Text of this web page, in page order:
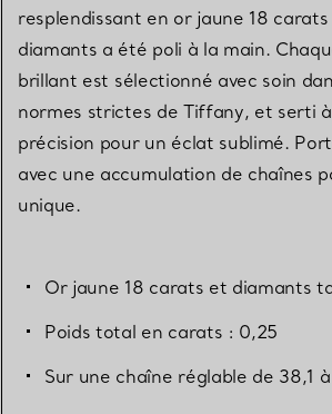
resplendissant en or jaune 18
diamants a été poli à la main.
brillant est sélectionné avec soin
normes strictes de Tiffany, et serti
précision pour un éclat sublimé.
avec une accumulation de chaînes
unique.
Or jaune 18 carats et diamants
Poids total en carats : 0,25
Sur une chaîne réglable de 38,1